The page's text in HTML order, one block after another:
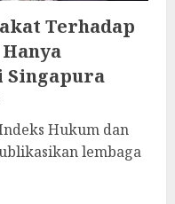
Terhadap
Singapura
Hukum dan
lembaga